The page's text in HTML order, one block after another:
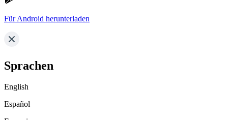
Für Android herunterladen
Sprachen
English
Español